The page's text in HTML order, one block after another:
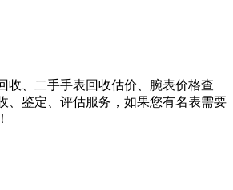
收、二手手表回收估价、腕表价格查
、鉴定、评估服务，如果您有名表需要